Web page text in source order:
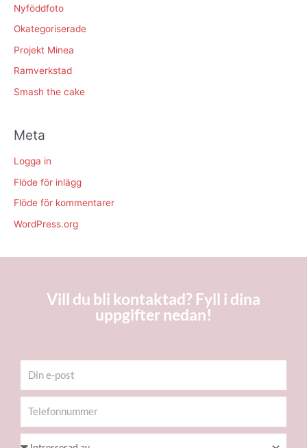
Nyföddfoto
Okategoriserade
Projekt Minea
Ramverkstad
Smash the cake
Meta
Logga in
Flöde för inlägg
Flöde för kommentarer
WordPress.org
Vill du bli kontaktad? Fyll i dina
uppgifter nedan!